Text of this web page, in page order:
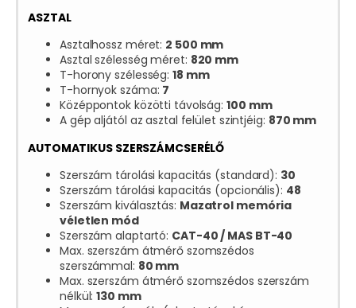
ASZTAL
Asztalhossz méret: 2 500 mm
Asztal szélesség méret: 820 mm
T-horony szélesség: 18 mm
T-hornyok száma: 7
Középpontok közötti távolság: 100 mm
A gép aljától az asztal felület szintjéig: 870 mm
AUTOMATIKUS SZERSZÁMCSERÉLŐ
Szerszám tárolási kapacitás (standard): 30
Szerszám tárolási kapacitás (opcionális): 48
Szerszám kiválasztás: Mazatrol memória
véletlen mód
Szerszám alaptartó: CAT-40 / MAS BT-40
Max. szerszám átmérő szomszédos
szerszámmal: 80 mm
Max. szerszám átmérő szomszédos szerszám
nélkül:130 mm